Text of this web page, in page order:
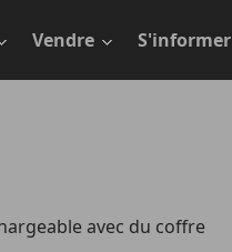
Vendre S'informer
avec du coffre